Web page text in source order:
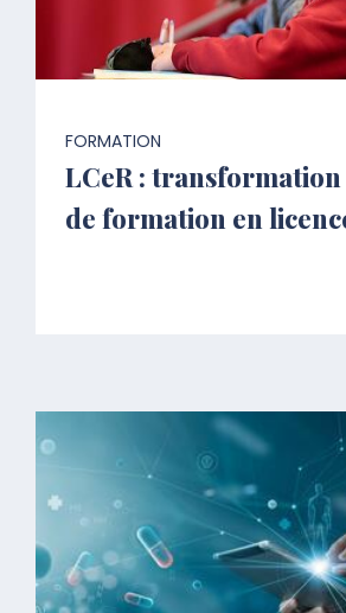
FORMATION
LCeR : transformation
de formation en